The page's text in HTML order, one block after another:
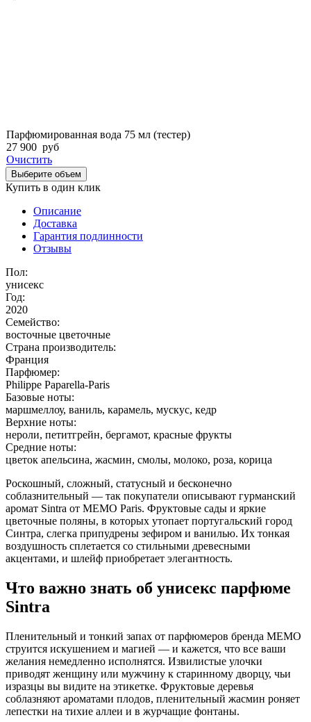
Парфюмированная вода 75 мл (тестер)
27 900 руб
Очистить
Выберите объем
Купить в один клик
Описание
Доставка
Гарантия подлинности
Отзывы
Пол:
унисекс
Год:
2020
Семейство:
восточные цветочные
Страна производитель:
Франция
Парфюмер:
Philippe Paparella-Paris
Базовые ноты:
маршмеллоу, ваниль, карамель, мускус, кедр
Верхние ноты:
нероли, петитгрейн, бергамот, красные фрукты
Средние ноты:
цветок апельсина, жасмин, смолы, молоко, роза, корица
Роскошный, сложный, статусный и бесконечно
соблазнительный — так покупатели описывают гурманский
аромат Sintra от MEMO Paris. Фруктовые сады и яркие
цветочные поляны, в которых утопает португальский город
Синтра, слегка припудрены зефиром и ванилью. Их тонкая
воздушность сплетается со стильными древесными
акцентами, и шлейф приобретает элегантность.
Что важно знать об унисекс парфюме
Sintra
Пленительный и тонкий запах от парфюмеров бренда MEMO
струится искушением и магией — и кажется, что все ваши
желания немедленно исполнятся. Извилистые улочки
приводят женщину или мужчину к старинному дворцу, чьи
изразцы вы видите на этикетке. Фруктовые деревья
соблазняют ароматами плодов, пленительный жасмин роняет
лепестки на тихие аллеи и в журчащие фонтаны.